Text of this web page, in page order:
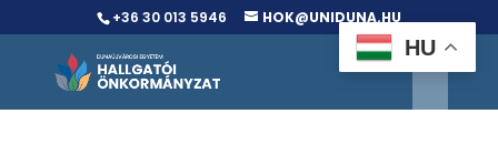
+36 30 013 5946 HOK@UNIDUNA.HU
HU